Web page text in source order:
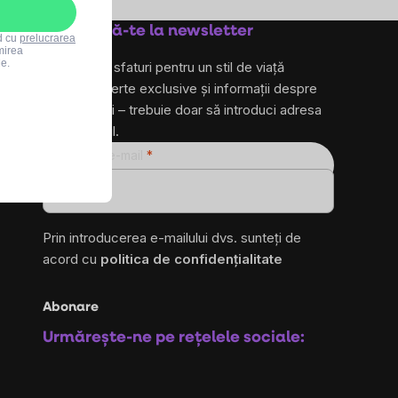
Abonează-te la newsletter
și primește sfaturi pentru un stil de viață
sănătos, oferte exclusive și informații despre
produse noi – trebuie doar să introduci adresa
ta de e-mail.
Prin introducerea e-mailului dvs. sunteți de
acord cu politica de confidențialitate
Abonare
Urmărește-ne pe rețelele sociale:
cu prelucrarea